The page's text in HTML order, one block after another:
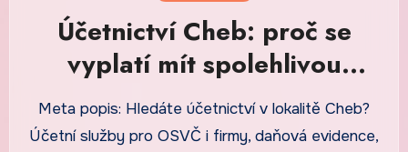
Účetnictví Cheb: proč se
vyplatí mít spolehlivou
účetní podporu
Meta popis: Hledáte účetnictví v lokalitě Cheb?
Účetní služby pro OSVČ i firmy, daňová evidence,